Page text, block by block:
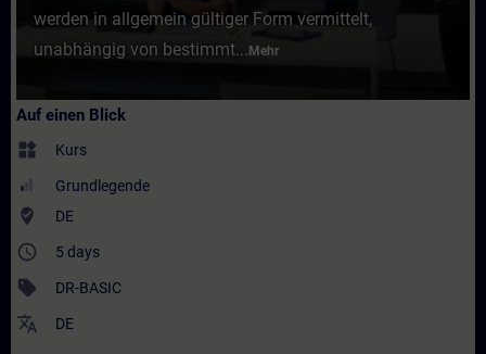
werden in allgemein gültiger Form vermittelt,
unabhängig von bestimmt... Mehr
Auf einen Blick
widgets Kurs
Grundlegende
where_to_vote DE
access_time 5 days
sell DR-BASIC
translate DE